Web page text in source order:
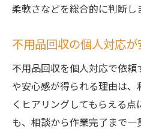
柔軟さなどを総合的に判断し
不用品回収の個人対応
不用品回収を個人対応で依
や安心感が得られる理由は
くヒアリングしてもらえる
も、相談から作業完了まで